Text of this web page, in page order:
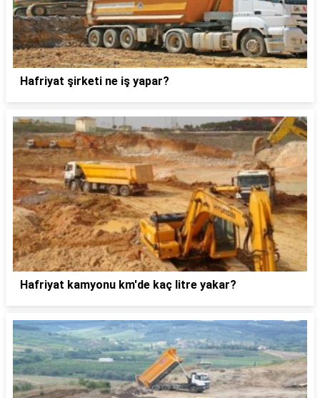
Hafriyat şirketi ne iş yapar?
Hafriyat kamyonu km'de kaç litre yakar?